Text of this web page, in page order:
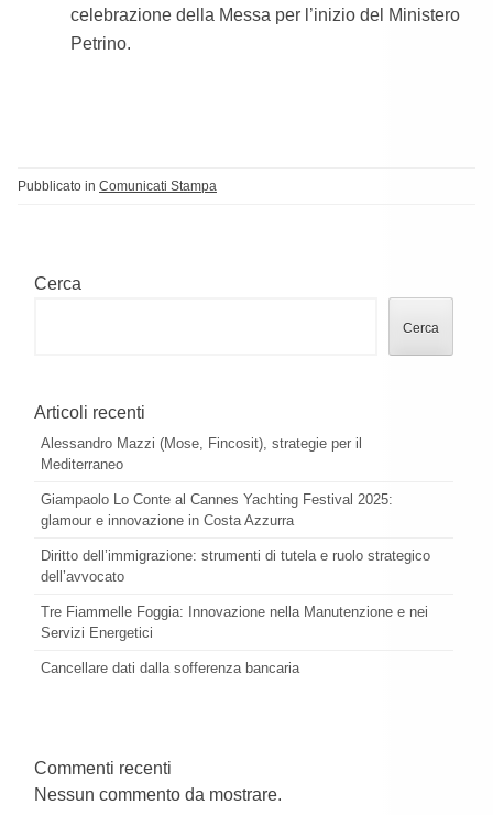
celebrazione della Messa per l’inizio del Ministero
Petrino.
Pubblicato in Comunicati Stampa
Cerca
Cerca
Articoli recenti
Alessandro Mazzi (Mose, Fincosit), strategie per il
Mediterraneo
Giampaolo Lo Conte al Cannes Yachting Festival 2025:
glamour e innovazione in Costa Azzurra
Diritto dell’immigrazione: strumenti di tutela e ruolo strategico
dell’avvocato
Tre Fiammelle Foggia: Innovazione nella Manutenzione e nei
Servizi Energetici
Cancellare dati dalla sofferenza bancaria
Commenti recenti
Nessun commento da mostrare.